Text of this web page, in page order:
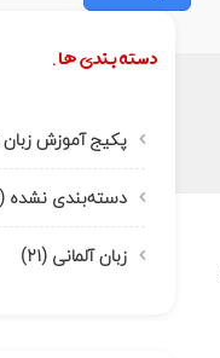
دسته بندی ها.
پکیج آموزش زبان
دسته‌بندی نشده (۲,۱۴۹)
زبان آلمانی (۲۱)